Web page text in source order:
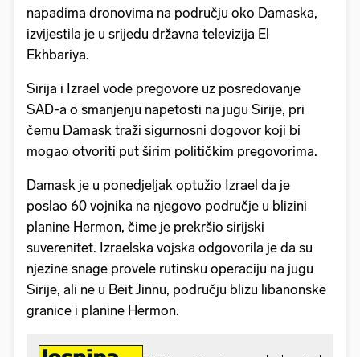
napadima dronovima na području oko Damaska,
izvijestila je u srijedu državna televizija El
Ekhbariya.
Sirija i Izrael vode pregovore uz posredovanje
SAD-a o smanjenju napetosti na jugu Sirije, pri
čemu Damask traži sigurnosni dogovor koji bi
mogao otvoriti put širim političkim pregovorima.
Damask je u ponedjeljak optužio Izrael da je
poslao 60 vojnika na njegovo područje u blizini
planine Hermon, čime je prekršio sirijski
suverenitet. Izraelska vojska odgovorila je da su
njezine snage provele rutinsku operaciju na jugu
Sirije, ali ne u Beit Jinnu, području blizu libanonske
granice i planine Hermon.